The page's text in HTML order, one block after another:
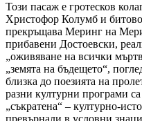
Този пасаж е гротесков
Христофор Колумб и
прекръщава Меринг на
прибавени Достоевски,
„оживяване на всички
„земята на бъдещето“,
близка до поезията на
разни културни програми
„съкратена“ – културно-